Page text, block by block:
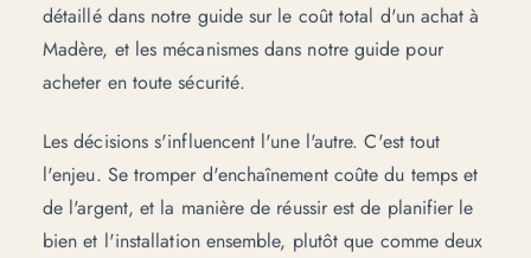
détaillé dans notre guide sur le coût total d'un achat à
Madère, et les mécanismes dans notre guide pour
acheter en toute sécurité.
Les décisions s'influencent l'une l'autre. C'est tout
l'enjeu. Se tromper d'enchaînement coûte du temps et
de l'argent, et la manière de réussir est de planifier le
bien et l'installation ensemble, plutôt que comme deux